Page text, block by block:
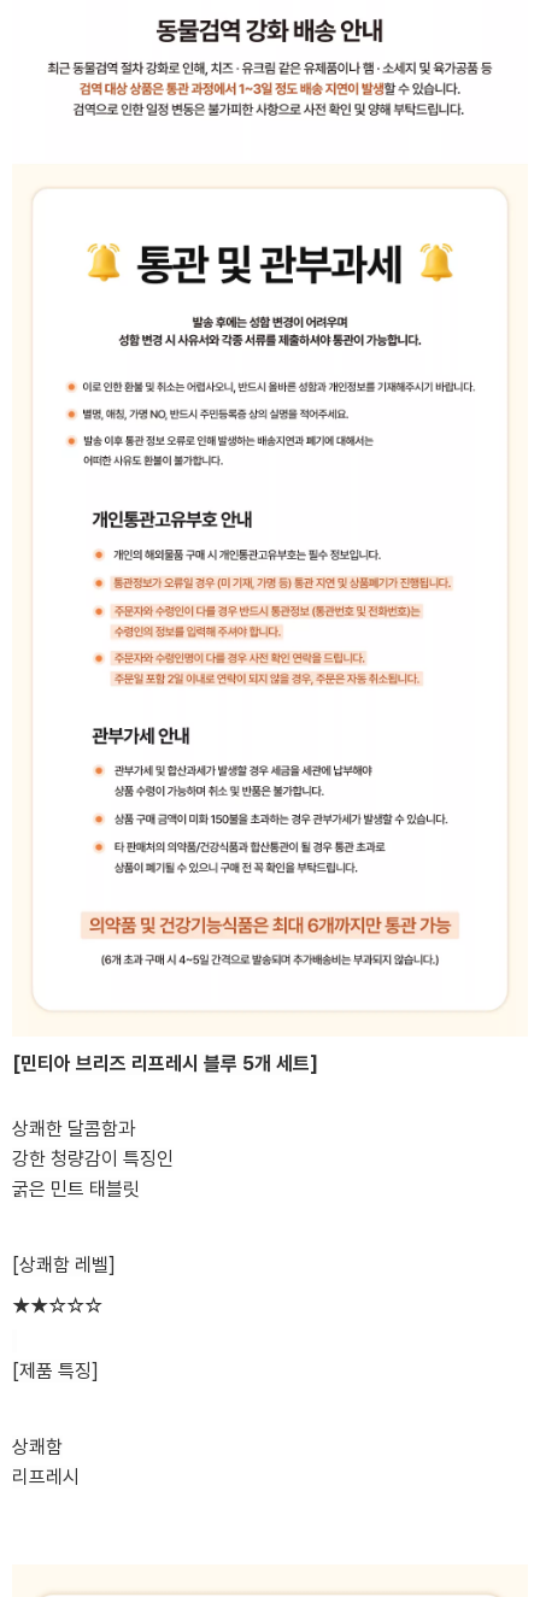
[민티아 브리즈 리프레시 블루 5개 세트]
상쾌한 달콤함과
강한 청량감이 특징인
굵은 민트 태블릿
[상쾌함 레벨]
★★☆☆☆
[제품 특징]
상쾌함
리프레시